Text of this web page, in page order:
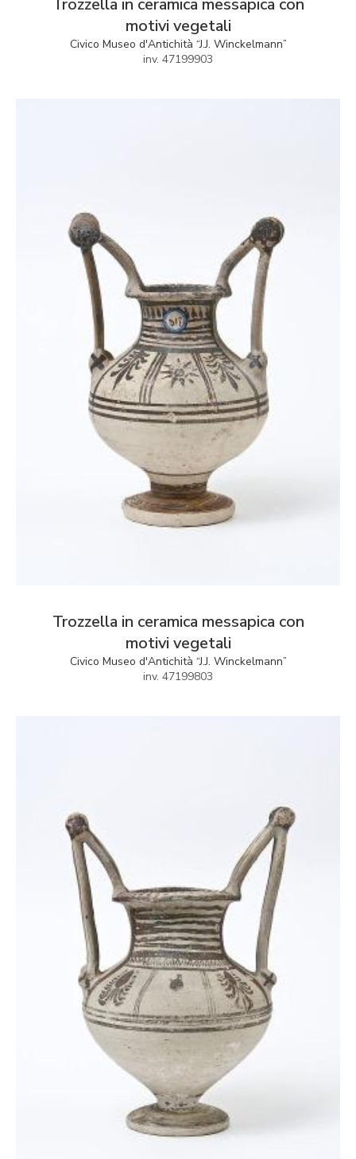
Trozzella in ceramica messapica con
motivi vegetali
Civico Museo d'Antichità “J.J. Winckelmann”
inv. 47199903
Trozzella in ceramica messapica con
motivi vegetali
Civico Museo d'Antichità “J.J. Winckelmann”
inv. 47199803